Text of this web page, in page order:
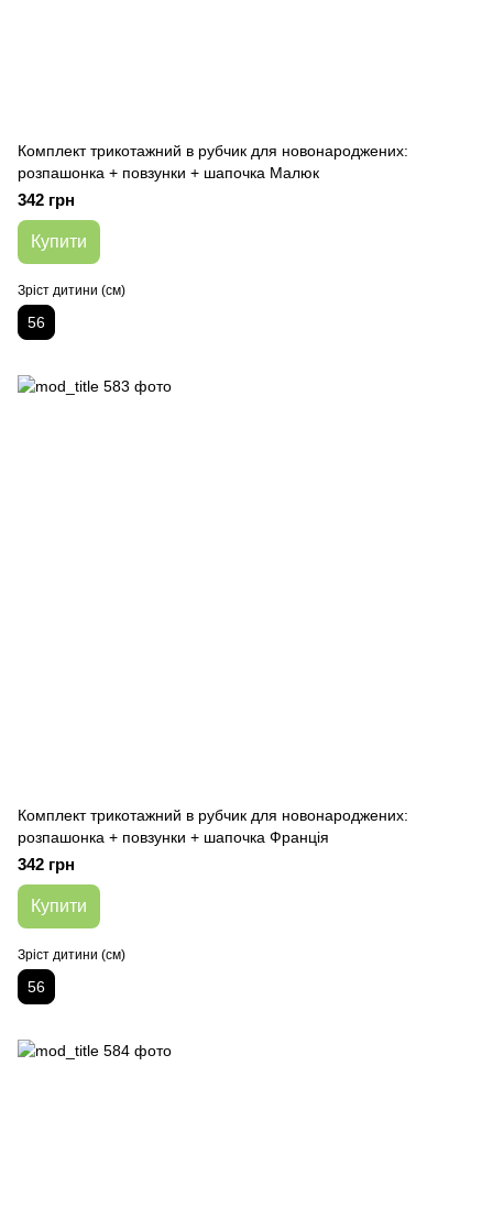
Комплект трикотажний в рубчик для новонароджених:
розпашонка + повзунки + шапочка Малюк
342 грн
Купити
Зріст дитини (см)
56
Комплект трикотажний в рубчик для новонароджених:
розпашонка + повзунки + шапочка Франція
342 грн
Купити
Зріст дитини (см)
56